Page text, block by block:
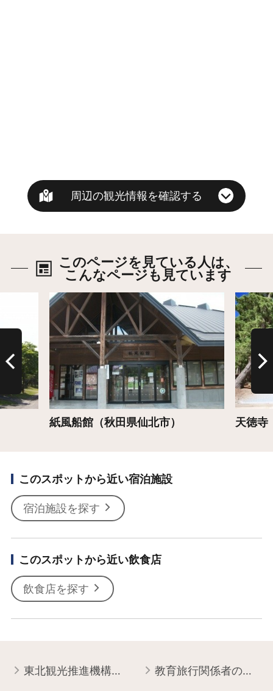
周辺の観光情報を確認する
このページを見ている人は、
こんなページも見ています
紙風船館（秋田県仙北市）
詳細はこちら
天徳寺
詳細は
このスポットから近い宿泊施設
宿泊施設を探す
このスポットから近い飲食店
飲食店を探す
東北観光推進機構について 教育旅行関係者の皆様へ